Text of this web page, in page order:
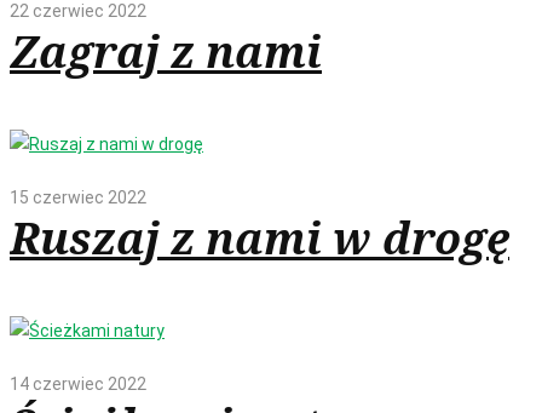
22 czerwiec 2022
Zagraj z nami
15 czerwiec 2022
Ruszaj z nami w drogę
14 czerwiec 2022